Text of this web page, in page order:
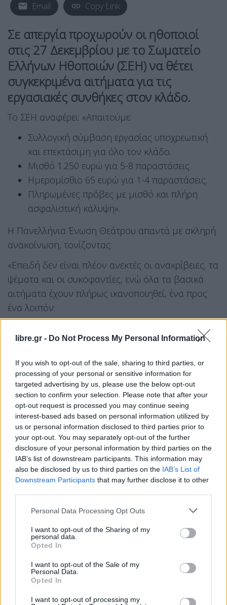
libre.gr - Do Not Process My Personal Information
If you wish to opt-out of the sale, sharing to third parties, or
processing of your personal or sensitive information for
targeted advertising by us, please use the below opt-out
section to confirm your selection. Please note that after your
opt-out request is processed you may continue seeing
interest-based ads based on personal information utilized by
us or personal information disclosed to third parties prior to
your opt-out. You may separately opt-out of the further
disclosure of your personal information by third parties on the
IAB’s list of downstream participants. This information may
also be disclosed by us to third parties on the IAB’s List of
Downstream Participants that may further disclose it to other
Personal Data Processing Opt Outs
I want to opt-out of the Sharing of my
personal data.
Opted In
I want to opt-out of the Sale of my
Personal Data.
Opted In
I want to opt-out of processing my
Email Copy Link
Σε απεργία προχωρούν οι ηθοποιοί
στις 27 Δεκεμβρίου με το Σωματείο
Ελλήνων Ηθοποιών (ΣΕΗ) να θέτει
συγκεκριμένα αιτήματα για τις
εργασιακές συνθήκες στον κλάδο.
Το ΣΕΗ αναφέρει: «Απαιτούμε:
Συλλογική σύμβαση εργασίας υποχρεωτική
και επεκτάσιμη για όλο τον κλάδο.
Μισθό 1.250 ευρώ για 5-8 παραστάσεις.
Ημερομίσθιο 65 ευρώ για 1-4 παραστάσεις.
Πληρωμένες πρόβες με μισθό και πλήρη
ασφαλιστική κάλυψη».
Η Πανελλήνια Ένωση Θεάτρου απαντά με σκληρή
ανακοίνωση, τονίζοντας:
«Επειδή δεν είναι πλέον ανεκτές οι ανακρίβειες, τα
ψέματα και οι συκοφαντίες, ενώ όλα τα βασικά
αιτήματα έχουν πλήρως ικανοποιηθεί, ένα προς
ένα λοιπόν:
1) «Μισθός 1.250 ευρώ για 5-8 παραστάσεις και
ΕΧΕΙ ΓΙΝΕΙ ΑΠΟΔΕΚΤΟΣ».
2) «Τρίμηνη ελάχιστη διάρκεια της εργασιακής
σχέσης: ΕΧΕΙ ΓΙΝΕΙ ΑΠΟΔΕΚΤΗ».
3) «Πληρωμένες πρόβες με κατώτατο βασικό
μισθό συν 10% και πλήρη ασφαλιστική
κάλυψη: ΕΧΕΙ ΣΥΜΦΩΝΗΘΕΙ».
4) «110 ευρώ εκτός έδρας: ΕΧΕΙ ΓΙΝΕΙ ΑΠΟΔΕΚΤΟ».
Η ΠΕΘ επισημαίνει: «Όμως σε κάθε συλλογική
σύμβαση πρέπει να προστατεύονται και τα δύο
Facebook Share on X Bluesky